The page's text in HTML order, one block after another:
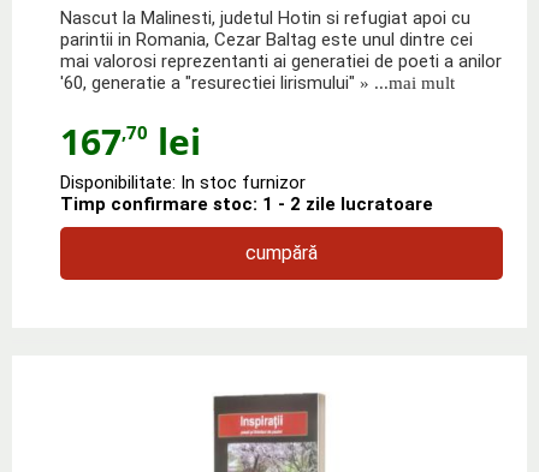
Nascut la Malinesti, judetul Hotin si refugiat apoi cu
parintii in Romania, Cezar Baltag este unul dintre cei
mai valorosi reprezentanti ai generatiei de poeti a anilor
'60, generatie a "resurectiei lirismului" » ...mai mult
167,70 lei
Disponibilitate: In stoc furnizor
Timp confirmare stoc: 1 - 2 zile lucratoare
cumpără